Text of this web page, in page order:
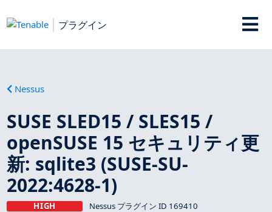
プラグイン
Nessus
SUSE SLED15 / SLES15 /
openSUSE 15 セキュリティ更
新: sqlite3 (SUSE-SU-
2022:4628-1)
HIGH Nessus プラグイン ID 169410